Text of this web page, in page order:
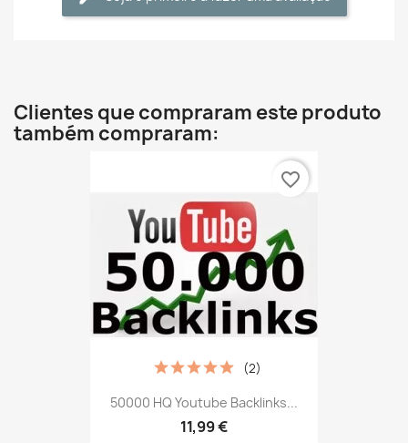
Clientes que compraram este produto
também compraram:
50000 HQ Youtube Backlinks...
11,99 €
(2)
favorite_border